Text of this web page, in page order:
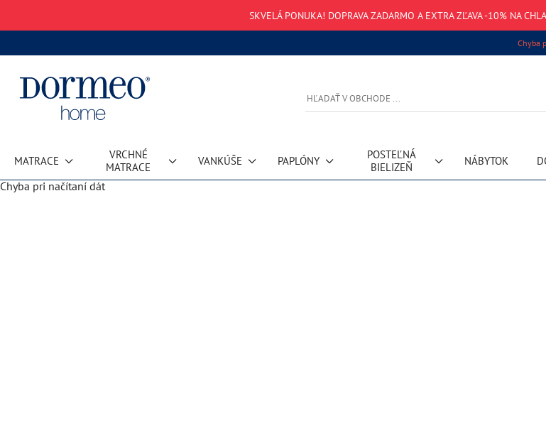
SKVELÁ PONUKA! DOPRAVA ZADARMO A EXTRA ZĽAVA -10% NA
Chyba
MATRACE
VRCHNÉ
MATRACE
VANKÚŠE PAPLÓNY
POSTEĽNÁ
BIELIZEŇ
NÁBYTOK
Chyba pri načítaní dát